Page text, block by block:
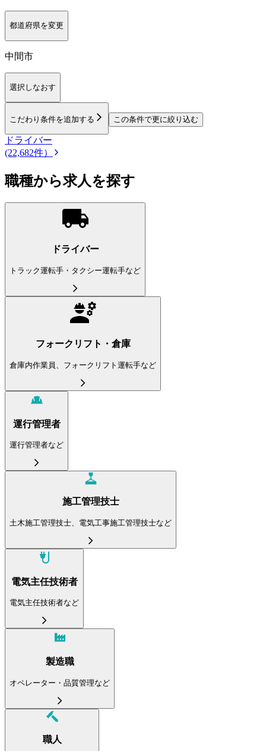
都道府県を変更
中間市
選択しなおす
こだわり条件を追加する この条件で更に絞り込む
ドライバー
(22,682件）
職種から求人を探す
ドライバー
トラック運転手・タクシー運転手など
フォークリフト・倉庫
倉庫内作業員、フォークリフト運転手など
運行管理者
運行管理者など
施工管理技士
土木施工管理技士、電気工事施工管理技士など
電気主任技術者
電気主任技術者など
製造職
オペレーター・品質管理など
職人